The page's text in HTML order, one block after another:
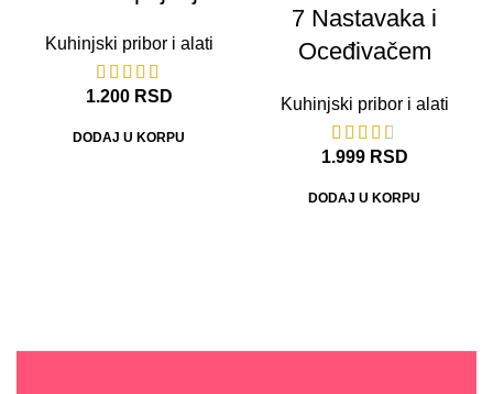
Kuhinjski pribor i alati
1.200 RSD
DODAJ U KORPU
7 Nastavaka i
Oceđivačem
Kuhinjski pribor i alati
1.999 RSD
DODAJ U KORPU